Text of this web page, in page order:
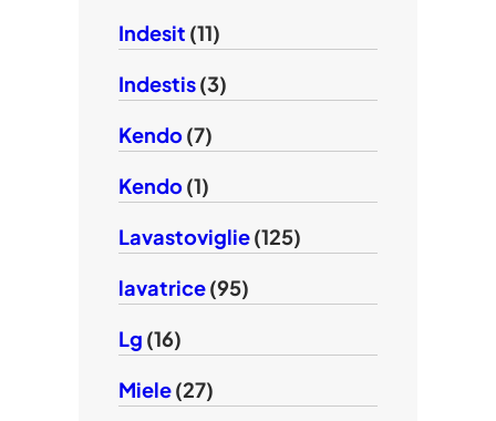
Indesit (11)
Indestis(3)
Kendo(7)
Kendo(1)
Lavastoviglie(125)
lavatrice(95)
Lg (16)
Miele(27)